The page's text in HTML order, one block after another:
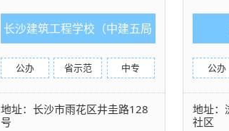
长沙建筑工程学校（中建五局
高级技工学校）
公办 省示范 中专
地址：长沙市雨花区井圭路128
号
公办
地址：
社区